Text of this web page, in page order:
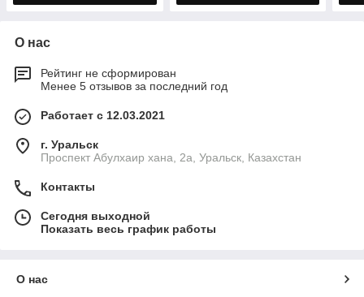
О нас
Рейтинг не сформирован
Менее 5 отзывов за последний год
Работает с 12.03.2021
г. Уральск
Проспект Абулхаир хана, 2а, Уральск, Казахстан
Контакты
Сегодня выходной
Показать весь график работы
О нас